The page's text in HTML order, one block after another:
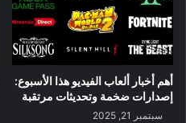
أهم أخبار ألعاب الفيديو هذا الأسبوع:
إصدارات ضخمة وتحديثات مرتقبة
سبتمبر 21, 2025